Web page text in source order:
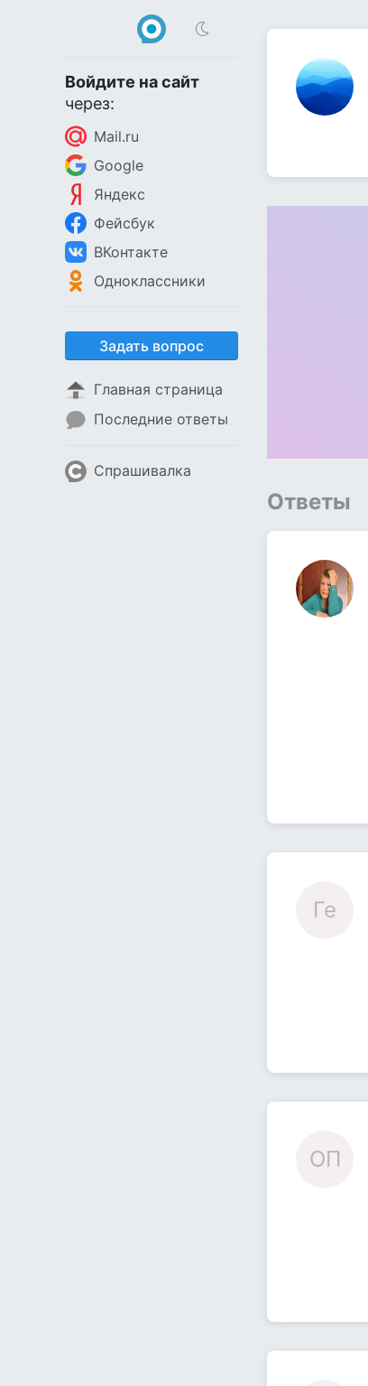
Войдите на сайт
через:
Mail.ru
Google
Яндекс
Фейсбук
ВКонтакте
Одноклассники
Задать вопрос
Главная страница
Последние ответы
Спрашивалка
Ответы
Ге
ОП